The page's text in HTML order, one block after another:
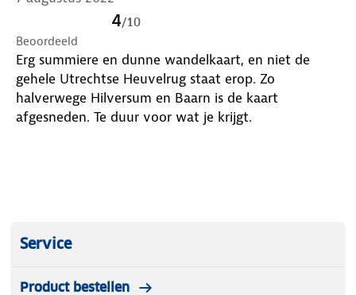
4/10
Beoordeeld
Erg summiere en dunne wandelkaart, en niet de
gehele Utrechtse Heuvelrug staat erop. Zo
halverwege Hilversum en Baarn is de kaart
afgesneden. Te duur voor wat je krijgt.
Service
Product bestellen